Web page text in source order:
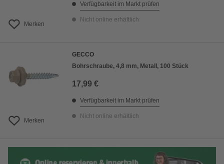
Merken
Verfügbarkeit im Markt prüfen
Nicht online erhältlich
Merken
GECCO
Bohrschraube, 4,8 mm, Metall, 100 Stück
17,99 €
Verfügbarkeit im Markt prüfen
Nicht online erhältlich